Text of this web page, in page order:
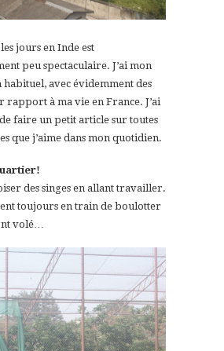
jours en Inde est
peu spectaculaire. J’ai mon
avec évidemment des
rapport à ma vie en France. J’ai
faire un petit article sur toutes
que j’aime dans mon quotidien.
des singes en allant travailler.
toujours en train de boulotter
volé…